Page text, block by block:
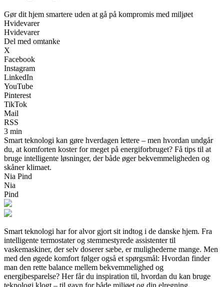
Gør dit hjem smartere uden at gå på kompromis med miljøet
Hvidevarer
Hvidevarer
Del med omtanke
X
Facebook
Instagram
LinkedIn
YouTube
Pinterest
TikTok
Mail
RSS
3 min
Smart teknologi kan gøre hverdagen lettere – men hvordan undgår
du, at komforten koster for meget på energiforbruget? Få tips til at
bruge intelligente løsninger, der både øger bekvemmeligheden og
skåner klimaet.
Nia Pind
Nia
Pind
Smart teknologi har for alvor gjort sit indtog i de danske hjem. Fra
intelligente termostater og stemmestyrede assistenter til
vaskemaskiner, der selv doserer sæbe, er mulighederne mange. Men
med den øgede komfort følger også et spørgsmål: Hvordan finder
man den rette balance mellem bekvemmelighed og
energibesparelse? Her får du inspiration til, hvordan du kan bruge
teknologi klogt – til gavn for både miljøet og din elregning.